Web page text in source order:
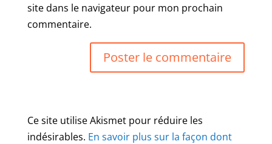
site dans le navigateur pour mon prochain
commentaire.
Ce site utilise Akismet pour réduire les
indésirables. En savoir plus sur la façon dont